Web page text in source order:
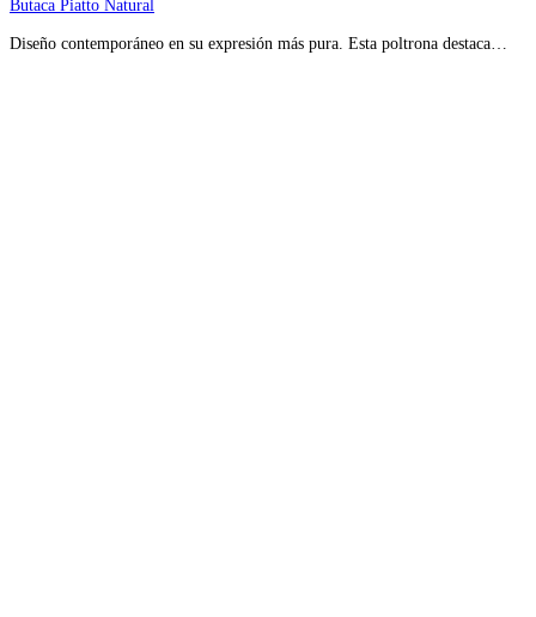
Butaca Piatto Natural
Diseño contemporáneo en su expresión más pura. Esta poltrona destaca…